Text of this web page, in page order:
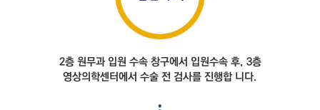
2층 원무과 입원 수속창구에서 입원수속 후, 3층
영상의학센터에서 수술 전 검사를 진행합니다.